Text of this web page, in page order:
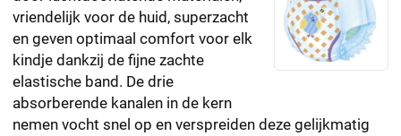
vriendelijk voor de huid, superzacht
en geven optimaal comfort voor elk
kindje dankzij de fijne zachte
elastische band. De drie
absorberende kanalen in de kern
nemen vocht snel op en verspreiden deze gelijkmatig